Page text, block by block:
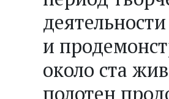
деятельности
и
около ста
полотен